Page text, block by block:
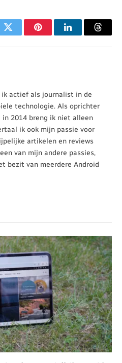
Twitter PinterestLinkedIn
ik actief als journalist in de
technologie. Als oprichter
in 2014 breng ik niet alleen
ik ook mijn passie voor
artikelen en reviews
van mijn andere passies,
bezit van meerdere Android